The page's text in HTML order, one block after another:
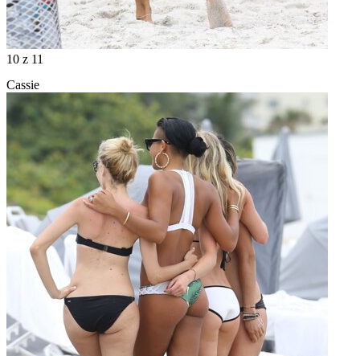
10 z 11
Cassie